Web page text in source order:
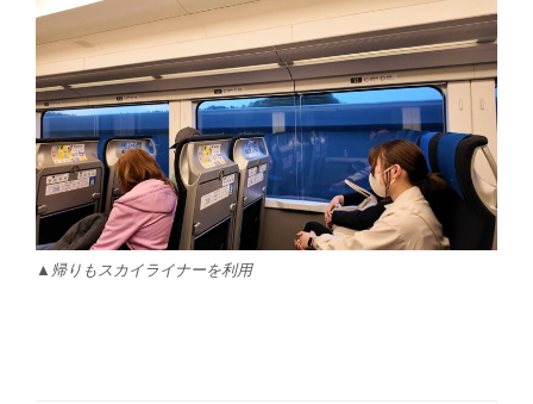
▲帰りもスカイライナーを利用